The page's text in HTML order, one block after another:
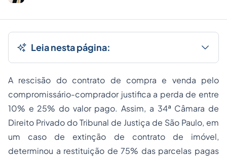
Leia nesta página:
A rescisão do contrato de compra e venda pelo
compromissário-comprador justifica a perda de entre
10% e 25% do valor pago. Assim, a 34ª Câmara de
Direito Privado do Tribunal de Justiça de São Paulo, em
um caso de extinção de contrato de imóvel,
determinou a restituição de 75% das parcelas pagas